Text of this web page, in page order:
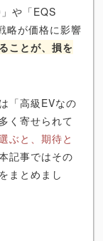
や「EQS
略が価格に影響
ことが、損を
「高級EVなの
く寄せられて
ぶと、期待と
記事ではその
まとめまし